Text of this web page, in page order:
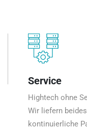
Service
Hightech ohne
Wir liefern
kontinuierliche